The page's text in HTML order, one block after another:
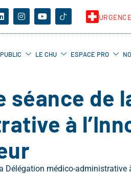
LE CHU ESPACE PRO
séance de
à
Délégation médico-administrative